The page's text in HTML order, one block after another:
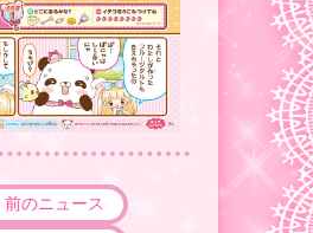
前のニュース